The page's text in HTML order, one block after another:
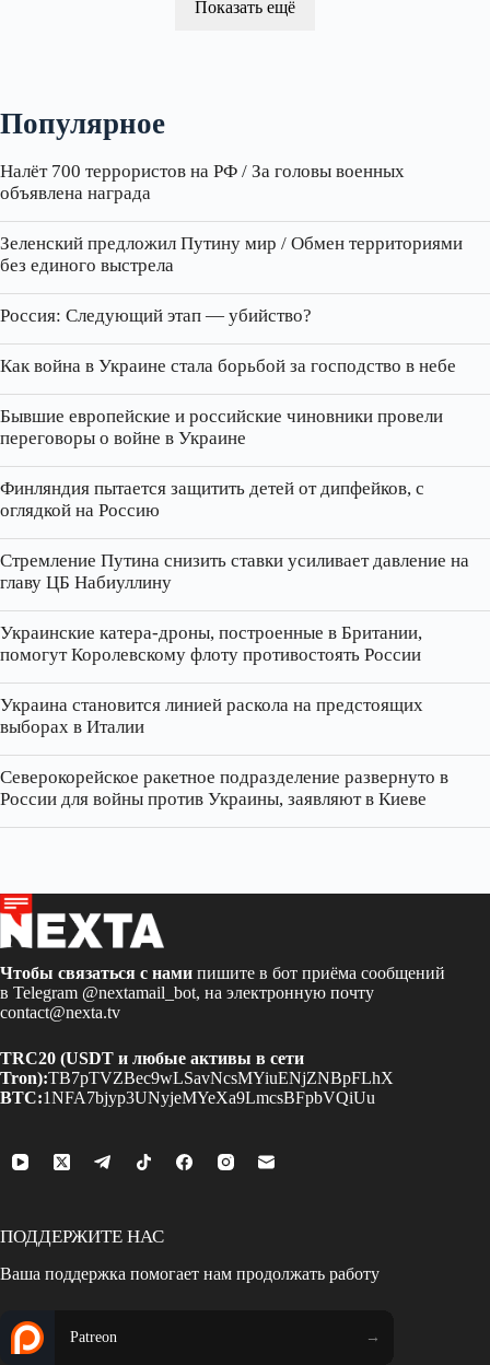
Показать ещё
Популярное
Налёт 700 террористов на РФ / За головы военных
объявлена награда
Зеленский предложил Путину мир / Обмен территориями
без единого выстрела
Россия: Следующий этап — убийство?
Как война в Украине стала борьбой за господство в небе
Бывшие европейские и российские чиновники провели
переговоры о войне в Украине
Финляндия пытается защитить детей от дипфейков, с
оглядкой на Россию
Стремление Путина снизить ставки усиливает давление на
главу ЦБ Набиуллину
Украинские катера‑дроны, построенные в Британии,
помогут Королевскому флоту противостоять России
Украина становится линией раскола на предстоящих
выборах в Италии
Северокорейское ракетное подразделение развернуто в
России для войны против Украины, заявляют в Киеве
Чтобы связаться с нами пишите в бот приёма сообщений
в Telegram @nextamail_bot, на электронную почту
contact@nexta.tv
TRC20 (USDT и любые активы в сети
Tron):TB7pTVZBec9wLSavNcsMYiuENjZNBpFLhX
BTC:1NFA7bjyp3UNyjeMYeXa9LmcsBFpbVQiUu
ПОДДЕРЖИТЕ НАС
Ваша поддержка помогает нам продолжать работу
Patreon